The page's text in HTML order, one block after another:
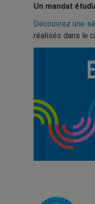
Un mandat
Découvrez une
réalisés dans le